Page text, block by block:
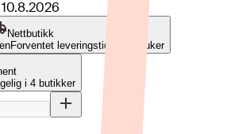
10.8.2026
Nettbutikk
Forventet leveringstid: 10-12 uker
i 4 butikker